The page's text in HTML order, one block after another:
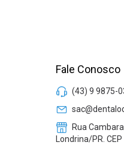
Fale Conosco
(43) 9 9875-
Rua
Londrina/PR.